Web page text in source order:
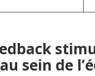
sein de